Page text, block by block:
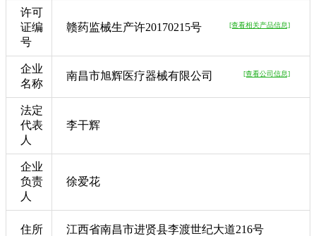
许可
证编
号
赣药监械生产许20170215号 [查看相关产品信息]
企业
名称
南昌市旭辉医疗器械有限公司 [查看公司信息]
法定
代表
人
李干辉
企业
负责
人
徐爱花
住所 江西省南昌市进贤县李渡世纪大道216号